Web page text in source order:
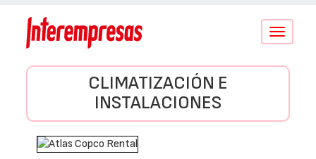
Conmutar
CLIMATIZACIÓN E
INSTALACIONES